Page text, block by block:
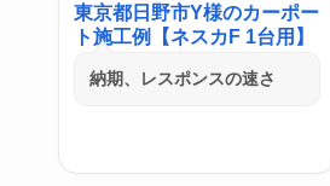
東京都日野市Y様のカーポー
ト施工例【ネスカF 1台用】
納期、レスポンスの速さ